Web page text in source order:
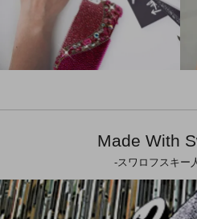
Made With
-スワロフスキー